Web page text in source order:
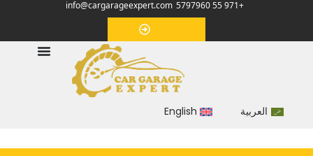
+971 55 5797960
info@cargarageexpert.com
‏موعد‏
العربية English